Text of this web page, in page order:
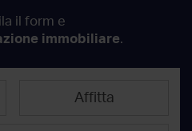
il form e
immobiliare.
Affitta